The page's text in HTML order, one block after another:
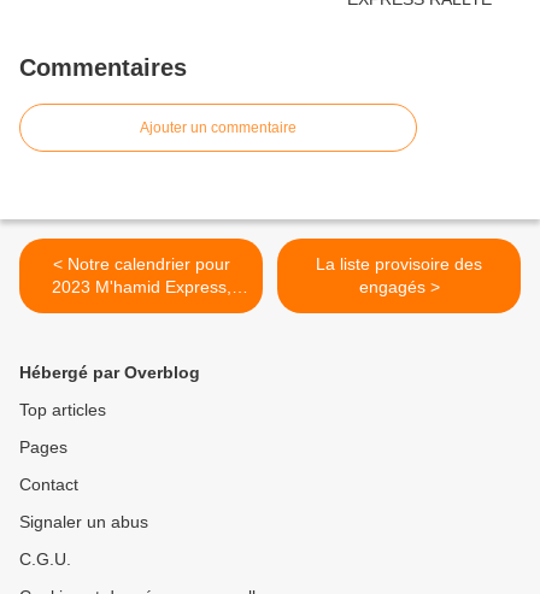
Commentaires
Ajouter un commentaire
< Notre calendrier pour
2023 M'hamid Express,
Morocco Sand Express,
La liste provisoire des
engagés >
Hébergé par Overblog
Top articles
Pages
Contact
Signaler un abus
C.G.U.